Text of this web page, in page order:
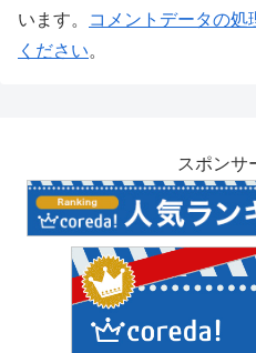
います。
コメントデータの処
ください。
スポンサ